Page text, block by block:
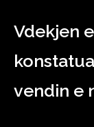
Vdekjen
vendin e